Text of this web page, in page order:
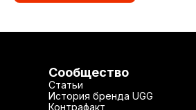
Сообщество
Статьи
История бренда UGG
Контрафакт